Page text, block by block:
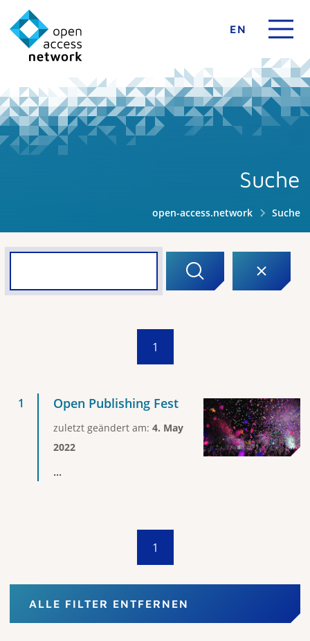
EN
Suche
open-access.network Suche
1
Open Publishing Fest
zuletzt geändert am: 4. May
2022
...
1
ALLE FILTER ENTFERNEN